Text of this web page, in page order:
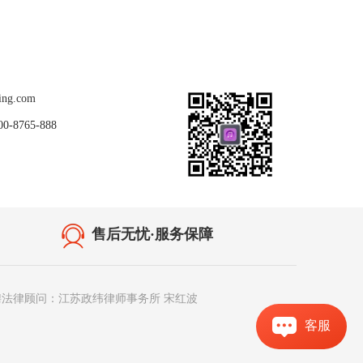
客服
8765-888
售后无忧·服务保障
律顾问：江苏政纬律师事务所 宋红波